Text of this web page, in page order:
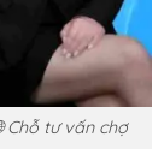
Chỗ tư vấn chợ